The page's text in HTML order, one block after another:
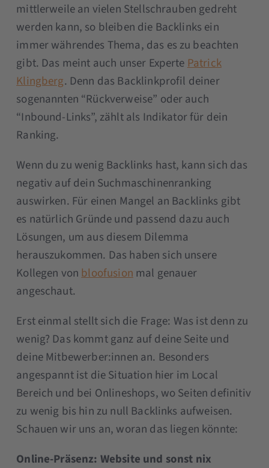
mittlerweile an vielen Stellschrauben gedreht
werden kann, so bleiben die Backlinks ein
immer währendes Thema, das es zu beachten
gibt. Das meint auch unser ExpertePatrick
Klingberg. Denn das Backlinkprofil deiner
sogenannten “Rückverweise” oder auch
“Inbound-Links”, zählt als Indikator für dein
Ranking.
Wenn du zu wenig Backlinks hast, kann sich das
negativ auf dein Suchmaschinenranking
auswirken. Für einen Mangel an Backlinks gibt
es natürlich Gründe und passend dazu auch
Lösungen, um aus diesem Dilemma
herauszukommen. Das haben sich unsere
Kollegen vonbloofusionmal genauer
angeschaut.
Erst einmal stellt sich die Frage: Was ist denn zu
wenig? Das kommt ganz auf deine Seite und
deine Mitbewerber:innen an. Besonders
angespannt ist die Situation hier im Local
Bereich und bei Onlineshops, wo Seiten definitiv
zu wenig bis hin zu null Backlinks aufweisen.
Schauen wir uns an, woran das liegen könnte:
Online-Präsenz: Website und sonst nix